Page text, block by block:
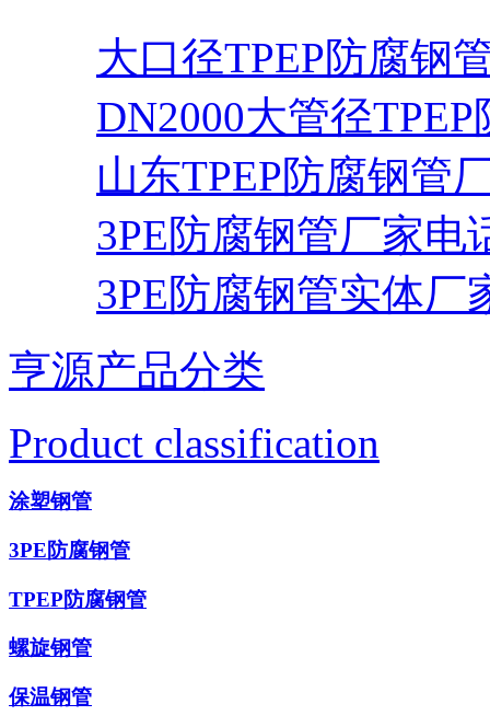
大口径TPEP防腐钢
DN2000大管径
山东TPEP防腐钢管
3PE防腐钢管厂家电
3PE防腐钢管实体厂
亨源产品分类
Product classification
涂塑钢管
3PE防腐钢管
TPEP防腐钢管
螺旋钢管
保温钢管